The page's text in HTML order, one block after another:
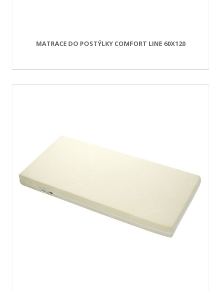
MATRACE DO POSTÝLKY COMFORT LINE 60X120